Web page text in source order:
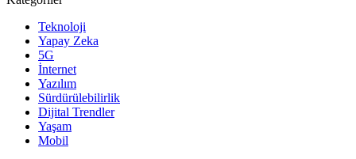
Teknoloji
Yapay Zeka
5G
İnternet
Yazılım
Sürdürülebilirlik
Dijital Trendler
Yaşam
Mobil